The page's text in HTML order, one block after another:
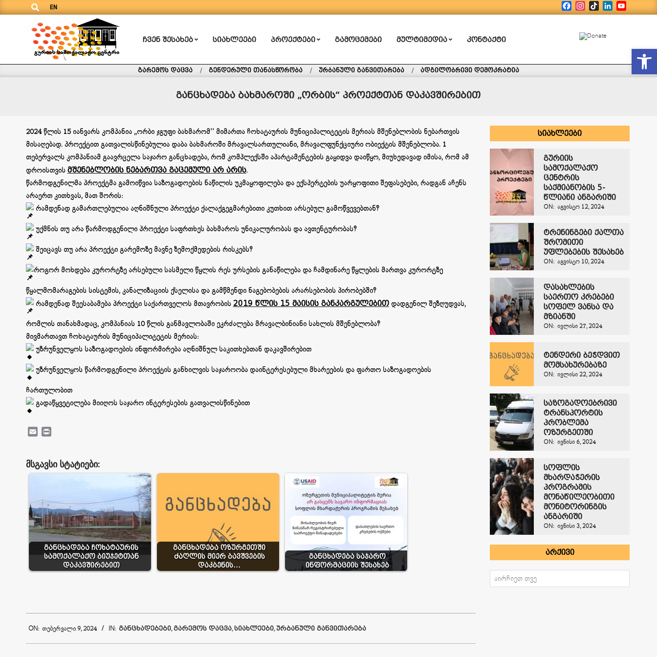
Search
EN Facebook
Instagram
TikTokLinkedIn
გურიის
Primary
Menu
ᲩᲕᲔᲜ ᲨᲔᲡᲐᲮᲔᲑ ᲡᲘᲐᲮᲚᲔᲔᲑᲘ ᲞᲠᲝᲔᲥᲢᲔᲑᲘ ᲒᲐᲛᲝᲪᲔᲛᲔᲑᲘ ᲛᲣᲚᲢᲘᲛᲔᲓᲘᲐ ᲙᲝᲜᲢᲐᲥᲢᲘ
გარემოს დაცვა გენდერული თანასწორობა ურბანული განვითარება ადგილობრივი დემოკრატია
განცხადება ბახმაროში „ორბის“ პროექტთან დაკავშირებით
2024 წლის 15 იანვარს კომპანია ,,ორბი ჯგუფი ბახმარომ’’ მიმართა ჩოხატაურის მუნიციპალიტეტის მერიას მშენებლობის ნებართვის
მისაღებად. პროექტით გათვალისწინებულია დაბა ბახმაროში მრავალსართულიანი, მრავალფუნქციური ობიექტის მშენებლობა. 1
თებერვალს კომპანიამ გაავრცელა საჯარო განცხადება, რომ კომპლექსში აპარტამენტების გაყიდვა დაიწყო, მიუხედავად იმისა, რომ ამ
დროისთვის მშენებლობის ნებართვა გაცემული არ არის.
წარმოდგენილმა პროექტმა გამოიწვია საზოგადოების ნაწილის უკმაყოფილება და ექსპერტების უარყოფითი შეფასებები, რადგან აჩენს
არაერთ კითხვას, მათ შორის:
რამდენად გამართლებულია აღნიშნული პროექტი ქალაქგეგმარებითი კუთხით არსებულ გამოწვევებთან?
უქმნის თუ არა წარმოდგენილი პროექტი საფრთხეს ბახმაროს უნიკალურობას და ავთენტურობას?
შეიცავს თუ არა პროექტი გარემოზე მავნე ზემოქმედების რისკებს?
როგორ მოხდება კურორტზე არსებული სასმელი წყლის რეს ურსების განაწილება და ჩამდინარე წყლების მართვა კურორტზე
წყალმომარაგების სისტემის, კანალიზაციის ქსელისა და გამწმენდი ნაგებობების არარსებობის პირობებში?
რამდენად შეესაბამება პროექტი საქართველოს მთავრობის 2019 წლის 15 მაისის განკარგულებითდადგენილ შეზღუდვას,
რომლის თანახმადაც, კომპანიას 10 წლის განმავლობაში ეკრძალება მრავალბინიანი სახლის მშენებლობა?
მივმართავთ ჩოხატაურის მუნიციპალიტეტის მერიას:
უზრუნველყოს საზოგადოების ინფორმირება აღნიშნულ საკითხებთან დაკავშირებით
უზრუნველყოს წარმოდგენილი პროექტის განხილვის საჯაროობა დაინტერესებული მხარეების და ფართო საზოგადოების
ჩართულობით
გადაწყვეტილება მიიღოს საჯარო ინტერესების გათვალისწინებით
Email
მსგავსი სტატიები:
განცხადება ჩოხატაურის
სამოქალაქო ბიუჯეტთან
დაკავშირებით
განცხადება ოზურგეთში
ძაღლის მიერ ბავშვების
დაკბენის…
განცხადება საჯარო
ინფორმაციის შესახებ
02-
09
ON: ᲗᲔᲑᲔᲠᲕᲐᲚᲘ 9, 2024 IN: ᲒᲐᲜᲪᲮᲐᲓᲔᲑᲔᲑᲘ,ᲒᲐᲠᲔᲛᲝᲡ ᲓᲐᲪᲕᲐ,ᲡᲘᲐᲮᲚᲔᲔᲑᲘ,ᲣᲠᲑᲐᲜᲣᲚᲘ ᲒᲐᲜᲕᲘᲗᲐᲠᲔᲑᲐ
ᲡᲘᲐᲮᲚᲔᲔᲑᲘ
გურიის
სამოქალაქო
ცენტრის
საქმიანობის 5-
წლიანი ანგარიში
ON: ᲐᲒᲕᲘᲡᲢᲝ 12, 2024
ტრენინგები ქალთა
შრომითი
უფლებების შესახებ
ON: ᲐᲒᲕᲘᲡᲢᲝ 10, 2024
დასახლების
საერთო კრებები
სოფელ ვანსა და
მზიანში
ON: ᲘᲕᲚᲘᲡᲘ 27, 2024
ტენდერი ბეჭდვით
მომსახურებაზე
ON: ᲘᲕᲚᲘᲡᲘ 22, 2024
საზოგადოებრივი
ტრანსპორტის
პრობლემა
ოზურგეთში
ON: ᲘᲕᲜᲘᲡᲘ 6, 2024
სოფლის
მხარდაჭერის
პროგრამის
მონაწილეობითი
მონიტორინგის
ანგარიში
ON: ᲘᲕᲜᲘᲡᲘ 3, 2024
ᲐᲠᲥᲘᲕᲘ
არქივი